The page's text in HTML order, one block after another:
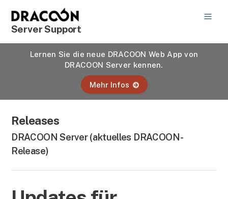
Server Support
Lernen Sie die neue DRACOON Web App von
DRACOON Server kennen.
Mehr Infos
Releases
DRACOON Server (aktuelles DRACOON-
Release)